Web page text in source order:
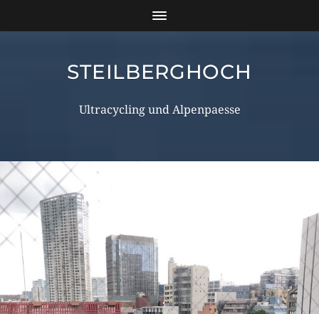
STEILBERGHOCH
Ultracycling und Alpenpaesse